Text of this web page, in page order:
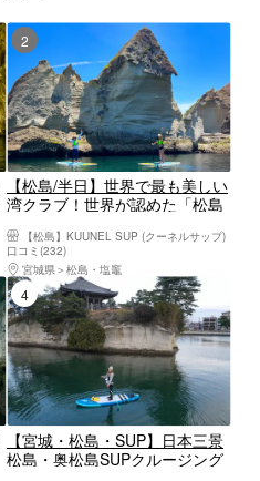
【松島/半日】世界で最も美しい
湾クラブ！世界が認めた「松島
ルの海を体感しよう！ 【写真デ
ータ/備品レンタル無料】
【松島】KUUNEL SUP (クーネルサップ)
口コミ(232)
宮城県
松島・塩竈
4位
【宮城・松島・SUP】日本三景
松島・奥松島SUPクルージング